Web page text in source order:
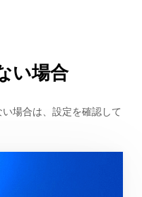
い場合
場合は、設定を確認して